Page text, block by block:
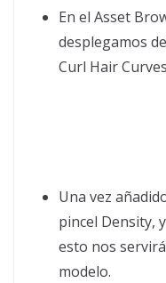
En el Asset
desplegamos
Curl Hair
Una vez
pincel Density,
esto nos
modelo.